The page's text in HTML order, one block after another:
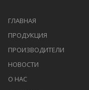
ГЛАВНАЯ
ПРОДУКЦИЯ
ПРОИЗВОДИТЕЛИ
НОВОСТИ
О НАС